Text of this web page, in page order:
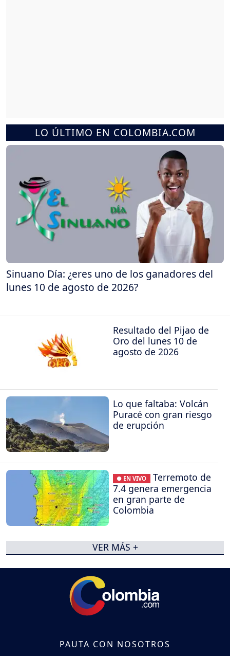
LO ÚLTIMO EN COLOMBIA.COM
Sinuano Día: ¿eres uno de los ganadores del
lunes 10 de agosto de 2026?
Resultado del Pijao de
Oro del lunes 10 de
agosto de 2026
Lo que faltaba: Volcán
Puracé con gran riesgo
de erupción
● EN VIVO
Terremoto de
7.4 genera emergencia
en gran parte de
Colombia
VER MÁS +
PAUTA CON NOSOTROS